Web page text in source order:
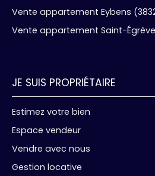
Vente appartement Eybens
Vente appartement Saint-Égrève
JE SUIS PROPRIÉTAIRE
Estimez votre bien
Espace vendeur
Vendre avec nous
Gestion locative